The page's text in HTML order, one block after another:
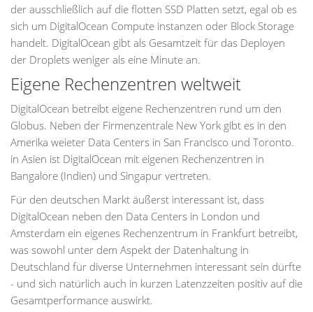
der ausschließlich auf die flotten SSD Platten setzt, egal ob es
sich um DigitalOcean Compute instanzen oder Block Storage
handelt. DigitalOcean gibt als Gesamtzeit für das Deployen
der Droplets weniger als eine Minute an.
Eigene Rechenzentren weltweit
DigitalOcean betreibt eigene Rechenzentren rund um den
Globus. Neben der Firmenzentrale New York gibt es in den
Amerika weieter Data Centers in San Francisco und Toronto.
in Asien ist DigitalOcean mit eigenen Rechenzentren in
Bangalore (Indien) und Singapur vertreten.
Für den deutschen Markt äußerst interessant ist, dass
DigitalOcean neben den Data Centers in London und
Amsterdam ein eigenes Rechenzentrum in Frankfurt betreibt,
was sowohl unter dem Aspekt der Datenhaltung in
Deutschland für diverse Unternehmen interessant sein dürfte
- und sich natürlich auch in kurzen Latenzzeiten positiv auf die
Gesamtperformance auswirkt.